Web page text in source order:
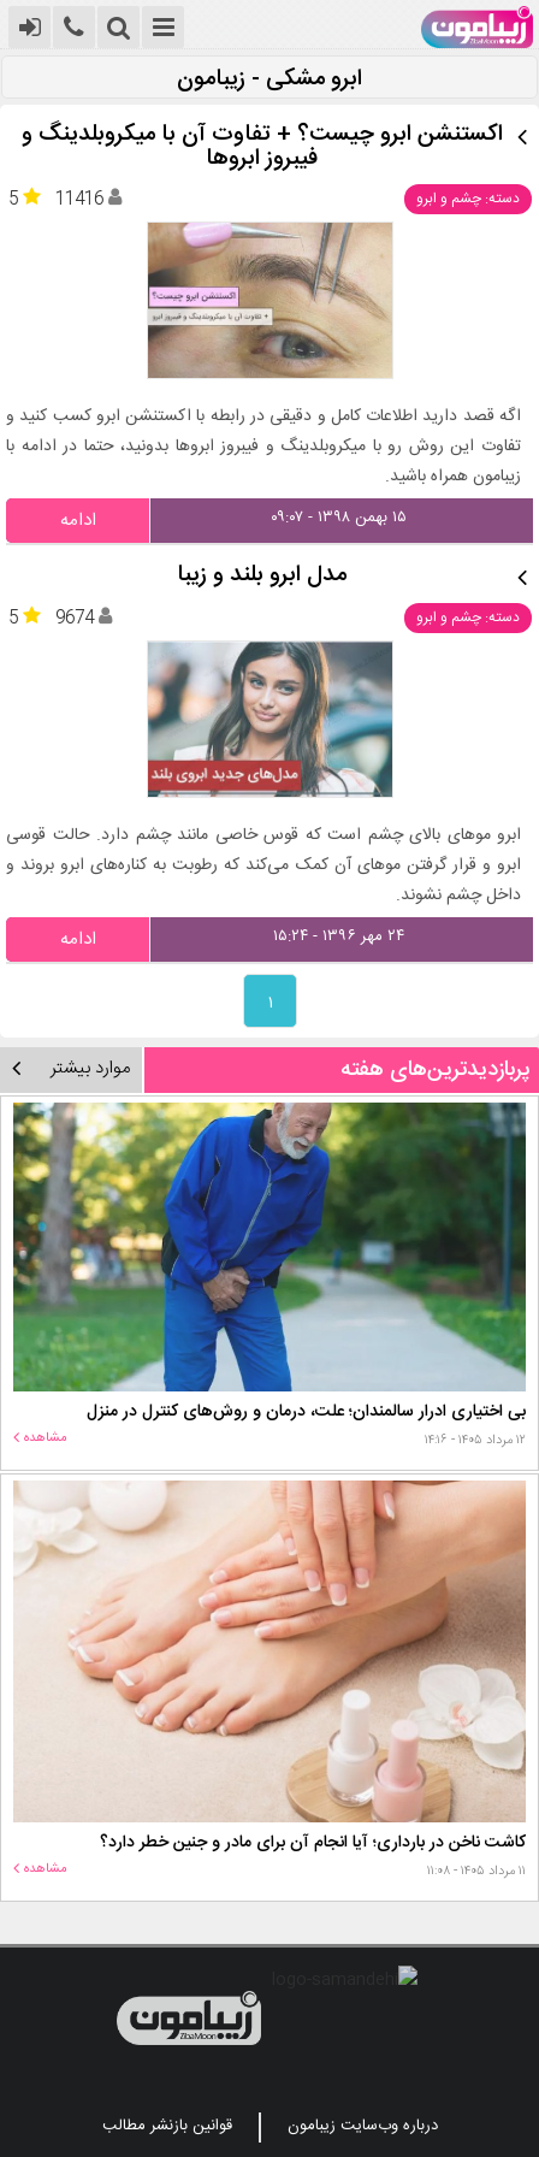
ابرو مشکی - زیبامون
اکستنشن ابرو چیست؟ + تفاوت آن با میکروبلدینگ و
فیبروز ابروها
دسته: چشم و ابرو 5 11416
اگه قصد دارید اطلاعات کامل و دقیقی در رابطه با اکستنشن ابرو کسب کنید و
تفاوت این روش رو با میکروبلدینگ و فیبروز ابروها بدونید، حتما در ادامه با
زیبامون همراه باشید.
۱۵ بهمن ۱۳۹۸ - ۰۹:۰۷ ادامه
مدل ابرو بلند و زیبا
دسته: چشم و ابرو 5 9674
ابرو موهای بالای چشم است که قوس خاصی مانند چشم دارد. حالت قوسی
ابرو و قرار گرفتن موهای آن کمک می‌کند که رطوبت به کناره‌های ابرو بروند و
داخل چشم نشوند.
۲۴ مهر ۱۳۹۶ - ۱۵:۲۴ ادامه
۱
پربازدیدترین‌های هفته موارد بیشتر
بی اختیاری ادرار سالمندان؛ علت، درمان و روش‌های کنترل در منزل
۱۲ مرداد ۱۴۰۵ - ۱۴:۱۶ مشاهده
کاشت ناخن در بارداری؛ آیا انجام آن برای مادر و جنین خطر دارد؟
۱۱ مرداد ۱۴۰۵ - ۱۱:۰۸ مشاهده
درباره وب‌سایت زیبامون
قوانین بازنشر مطالب